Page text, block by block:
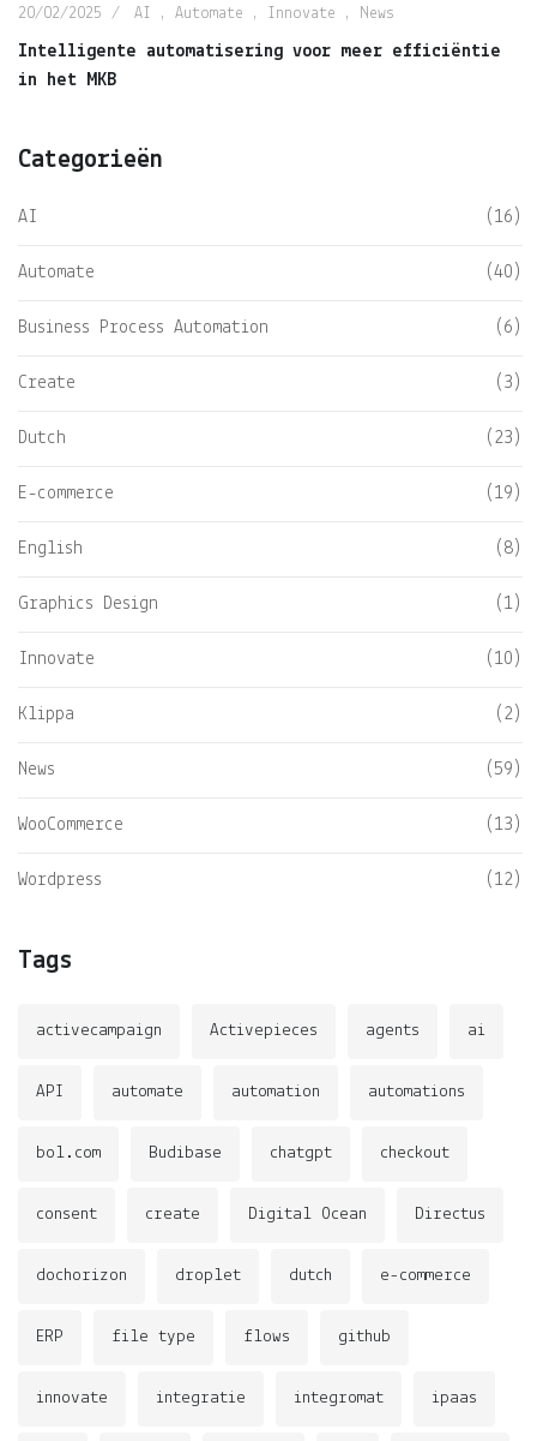
20/02/2025 AI , Automate , Innovate , News
Intelligente automatisering voor meer efficiëntie
in het MKB
Categorieën
AI (16)
Automate (40)
Business Process Automation (6)
Create (3)
Dutch (23)
E-commerce (19)
English (8)
Graphics Design (1)
Innovate (10)
Klippa (2)
News (59)
WooCommerce (13)
Wordpress (12)
Tags
activecampaign Activepieces agents ai
API automate automation automations
bol.com Budibase chatgpt checkout
consent create Digital Ocean Directus
dochorizon droplet dutch e-commerce
ERP file type flows github
innovate integratie integromat ipaas